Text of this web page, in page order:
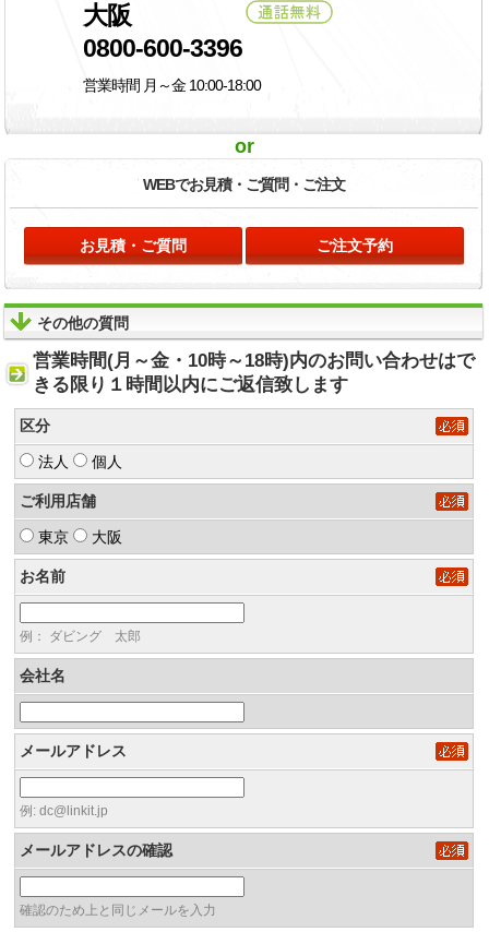
大阪
0800-600-3396
営業時間 月～金 10:00-18:00
or
WEBでお見積・ ご質問・ご注文
お見積・ご質問 ご注文予約
その他の質問
営業時間(月～金・10時～18時)内のお問い合わせはで
きる限り１時間以内にご返信致します
区分
法人 個人
ご利用店舗
東京 大阪
お名前
例： ダビング 太郎
会社名
メールアドレス
例: dc@linkit.jp
メールアドレスの確認
確認のため上と同じメールを入力